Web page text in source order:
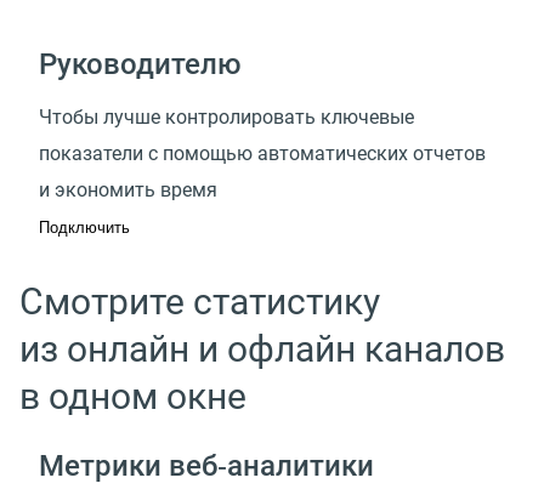
Руководителю
Чтобы лучше контролировать ключевые
показатели с помощью автоматических отчетов
и экономить время
Подключить
Смотрите статистику
из онлайн и офлайн каналов
в одном окне
Метрики веб‑аналитики